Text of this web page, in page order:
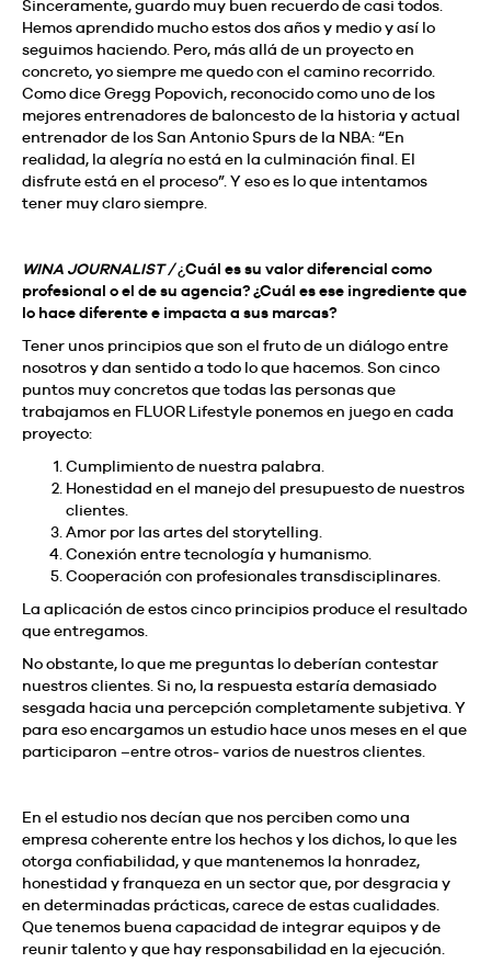
Sinceramente, guardo muy buen recuerdo de casi todos.
Hemos aprendido mucho estos dos años y medio y así lo
seguimos haciendo. Pero, más allá de un proyecto en
concreto, yo siempre me quedo con el camino recorrido.
Como dice Gregg Popovich, reconocido como uno de los
mejores entrenadores de baloncesto de la historia y actual
entrenador de los San Antonio Spurs de la NBA: “En
realidad, la alegría no está en la culminación final. El
disfrute está en el proceso”. Y eso es lo que intentamos
tener muy claro siempre.
WINA JOURNALIST /¿Cuál es su valor diferencial como
profesional o el de su agencia? ¿Cuál es ese ingrediente que
lo hace diferente e impacta a sus marcas?
Tener unos principios que son el fruto de un diálogo entre
nosotros y dan sentido a todo lo que hacemos. Son cinco
puntos muy concretos que todas las personas que
trabajamos en FLUOR Lifestyle ponemos en juego en cada
proyecto:
Cumplimiento de nuestra palabra.
Honestidad en el manejo del presupuesto de nuestros
clientes.
Amor por las artes del storytelling.
Conexión entre tecnología y humanismo.
Cooperación con profesionales transdisciplinares.
La aplicación de estos cinco principios produce el resultado
que entregamos.
No obstante, lo que me preguntas lo deberían contestar
nuestros clientes. Si no, la respuesta estaría demasiado
sesgada hacia una percepción completamente subjetiva. Y
para eso encargamos un estudio hace unos meses en el que
participaron –entre otros- varios de nuestros clientes.
En el estudio nos decían que nos perciben como una
empresa coherente entre los hechos y los dichos, lo que les
otorga confiabilidad, y que mantenemos la honradez,
honestidad y franqueza en un sector que, por desgracia y
en determinadas prácticas, carece de estas cualidades.
Que tenemos buena capacidad de integrar equipos y de
reunir talento y que hay responsabilidad en la ejecución.